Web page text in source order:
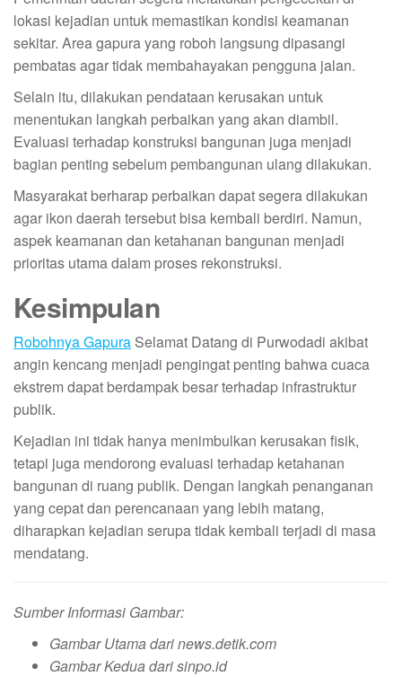
lokasi kejadian untuk memastikan kondisi keamanan
sekitar. Area gapura yang roboh langsung dipasangi
pembatas agar tidak membahayakan pengguna jalan.
Selain itu, dilakukan pendataan kerusakan untuk
menentukan langkah perbaikan yang akan diambil.
Evaluasi terhadap konstruksi bangunan juga menjadi
bagian penting sebelum pembangunan ulang dilakukan.
Masyarakat berharap perbaikan dapat segera dilakukan
agar ikon daerah tersebut bisa kembali berdiri. Namun,
aspek keamanan dan ketahanan bangunan menjadi
prioritas utama dalam proses rekonstruksi.
Kesimpulan
Robohnya Gapura Selamat Datang di Purwodadi akibat
angin kencang menjadi pengingat penting bahwa cuaca
ekstrem dapat berdampak besar terhadap infrastruktur
publik.
Kejadian ini tidak hanya menimbulkan kerusakan fisik,
tetapi juga mendorong evaluasi terhadap ketahanan
bangunan di ruang publik. Dengan langkah penanganan
yang cepat dan perencanaan yang lebih matang,
diharapkan kejadian serupa tidak kembali terjadi di masa
mendatang.
Sumber Informasi Gambar:
Gambar Utama dari news.detik.com
Gambar Kedua dari sinpo.id